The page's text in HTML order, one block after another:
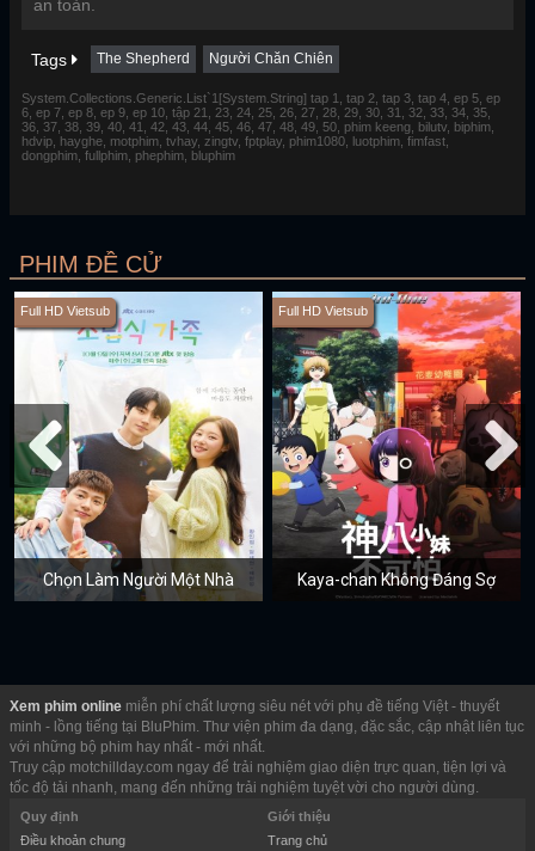
an toàn.
Tags The Shepherd Người Chăn Chiên
System.Collections.Generic.List`1[System.String] tap 1, tap 2, tap 3, tap 4, ep 5, ep
6, ep 7, ep 8, ep 9, ep 10, tập 21, 23, 24, 25, 26, 27, 28, 29, 30, 31, 32, 33, 34, 35,
36, 37, 38, 39, 40, 41, 42, 43, 44, 45, 46, 47, 48, 49, 50, phim keeng, bilutv, biphim,
hdvip, hayghe, motphim, tvhay, zingtv, fptplay, phim1080, luotphim, fimfast,
dongphim, fullphim, phephim, bluphim
PHIM ĐỀ CỬ
Full HD Vietsub
Chọn Làm Người Một Nhà
Full HD Vietsub
Kaya-chan Không Đáng Sợ
Xem phim online miễn phí chất lượng siêu nét với phụ đề tiếng Việt - thuyết
minh - lồng tiếng tại BluPhim. Thư viện phim đa dạng, đặc sắc, cập nhật liên tục
với những bộ phim hay nhất - mới nhất.
Truy cập motchillday.com ngay để trải nghiệm giao diện trực quan, tiện lợi và
tốc độ tải nhanh, mang đến những trải nghiệm tuyệt vời cho người dùng.
Quy định
Điều khoản chung
Giới thiệu
Trang chủ